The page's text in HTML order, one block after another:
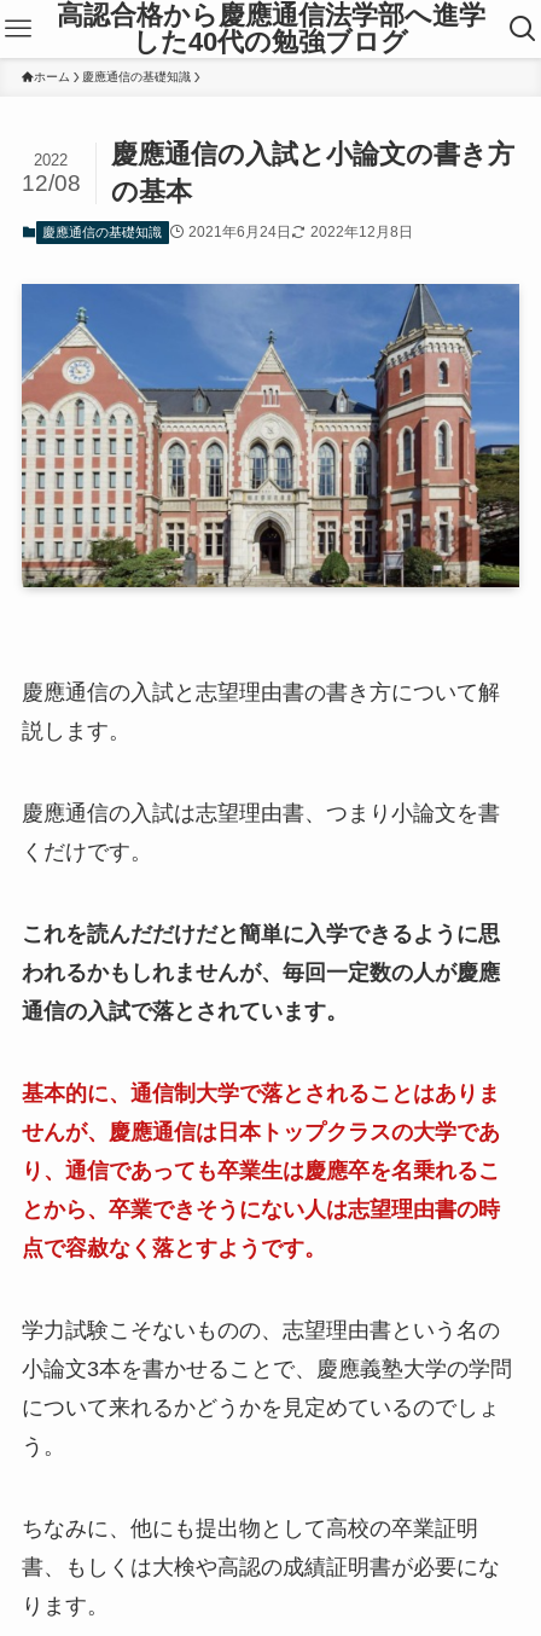
高認合格から慶應通信法学部へ進学
した40代の勉強ブログ
ホーム 慶應通信の基礎知識
慶應通信の入試と小論文の書き方
の基本
2022
12/08
慶應通信の基礎知識 2021年6月24日 2022年12月8日
慶應通信の入試と志望理由書の書き方について解
説します。
慶應通信の入試は志望理由書、つまり小論文を書
くだけです。
これを読んだだけだと簡単に入学できるように思
われるかもしれませんが、毎回一定数の人が慶應
通信の入試で落とされています。
基本的に、通信制大学で落とされることはありま
せんが、慶應通信は日本トップクラスの大学であ
り、通信であっても卒業生は慶應卒を名乗れるこ
とから、卒業できそうにない人は志望理由書の時
点で容赦なく落とすようです。
学力試験こそないものの、志望理由書という名の
小論文3本を書かせることで、慶應義塾大学の学問
について来れるかどうかを見定めているのでしょ
う。
ちなみに、他にも提出物として高校の卒業証明
書、もしくは大検や高認の成績証明書が必要にな
ります。